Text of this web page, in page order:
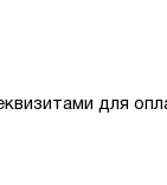
для